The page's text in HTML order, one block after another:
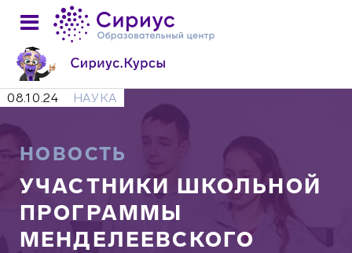
08.10.24 НАУКА
НОВОСТЬ
УЧАСТНИКИ ШКОЛЬНОЙ
ПРОГРАММЫ
МЕНДЕЛЕЕВСКОГО